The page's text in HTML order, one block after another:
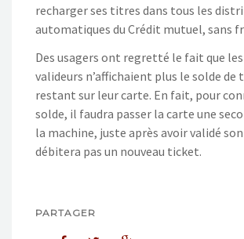
recharger ses titres dans tous les
automatiques du Crédit mutuel, sans
Des usagers ont regretté le fait que
valideurs n’affichaient plus le solde de
restant sur leur carte. En fait, pour
solde, il faudra passer la carte une
la machine, juste après avoir validé
débitera pas un nouveau ticket.
PARTAGER